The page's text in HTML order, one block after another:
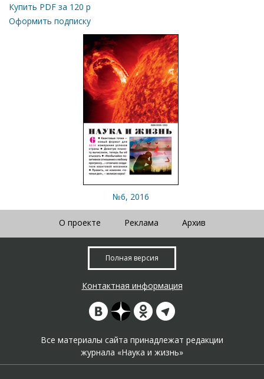
Купить PDF за 120 р
Оформить подписку
№6, 2016
О проекте Реклама Архив
Полная версия
Контактная информация
Все материалы сайта принадлежат редакции
журнала «Наука и жизнь»